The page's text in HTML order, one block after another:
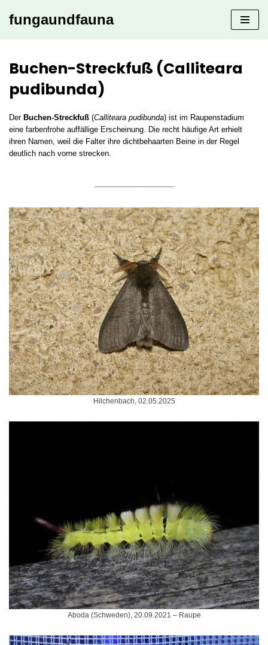
fungaundfauna
Buchen-Streckfuß (Calliteara
pudibunda)
Der Buchen-Streckfuß (Calliteara pudibunda) ist im Raupenstadium
eine farbenfrohe auffällige Erscheinung. Die recht häufige Art erhielt
ihren Namen, weil die Falter ihre dichtbehaarten Beine in der Regel
deutlich nach vorne strecken.
Hilchenbach, 02.05.2025
Aboda (Schweden), 20.09.2021 – Raupe